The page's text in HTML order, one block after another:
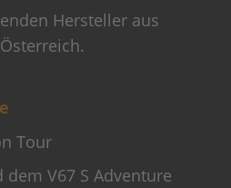
Hersteller aus
Tour
V67 S Adventure